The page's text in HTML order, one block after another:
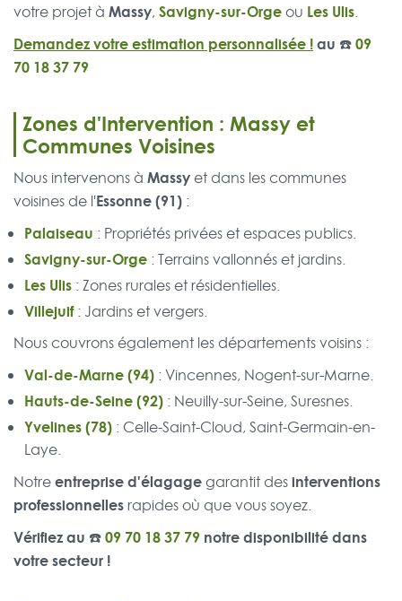
votre projet à Massy, Savigny-sur-Orgeou Les Ulis.
Demandez votre estimation personnalisée !au ☎️09
70 18 37 79
Zones d'Intervention : Massy et
Communes Voisines
Nous intervenons à Massy et dans les communes
voisines de l'Essonne (91) :
Palaiseau : Propriétés privées et espaces publics.
Savigny-sur-Orge : Terrains vallonnés et jardins.
Les Ulis : Zones rurales et résidentielles.
Villejuif: Jardins et vergers.
Nous couvrons également les départements voisins :
Val-de-Marne (94) : Vincennes, Nogent-sur-Marne.
Hauts-de-Seine (92) : Neuilly-sur-Seine, Suresnes.
Yvelines (78) : Celle-Saint-Cloud, Saint-Germain-en-
Laye.
Notreentreprise d'élagagegarantit desinterventions
professionnellesrapides où que vous soyez.
Vérifiez au ☎️09 70 18 37 79 notre disponibilité dans
votre secteur !